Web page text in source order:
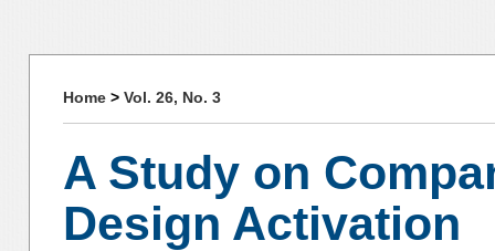
Home> Vol. 26, No. 3
A Study on
Design Activation